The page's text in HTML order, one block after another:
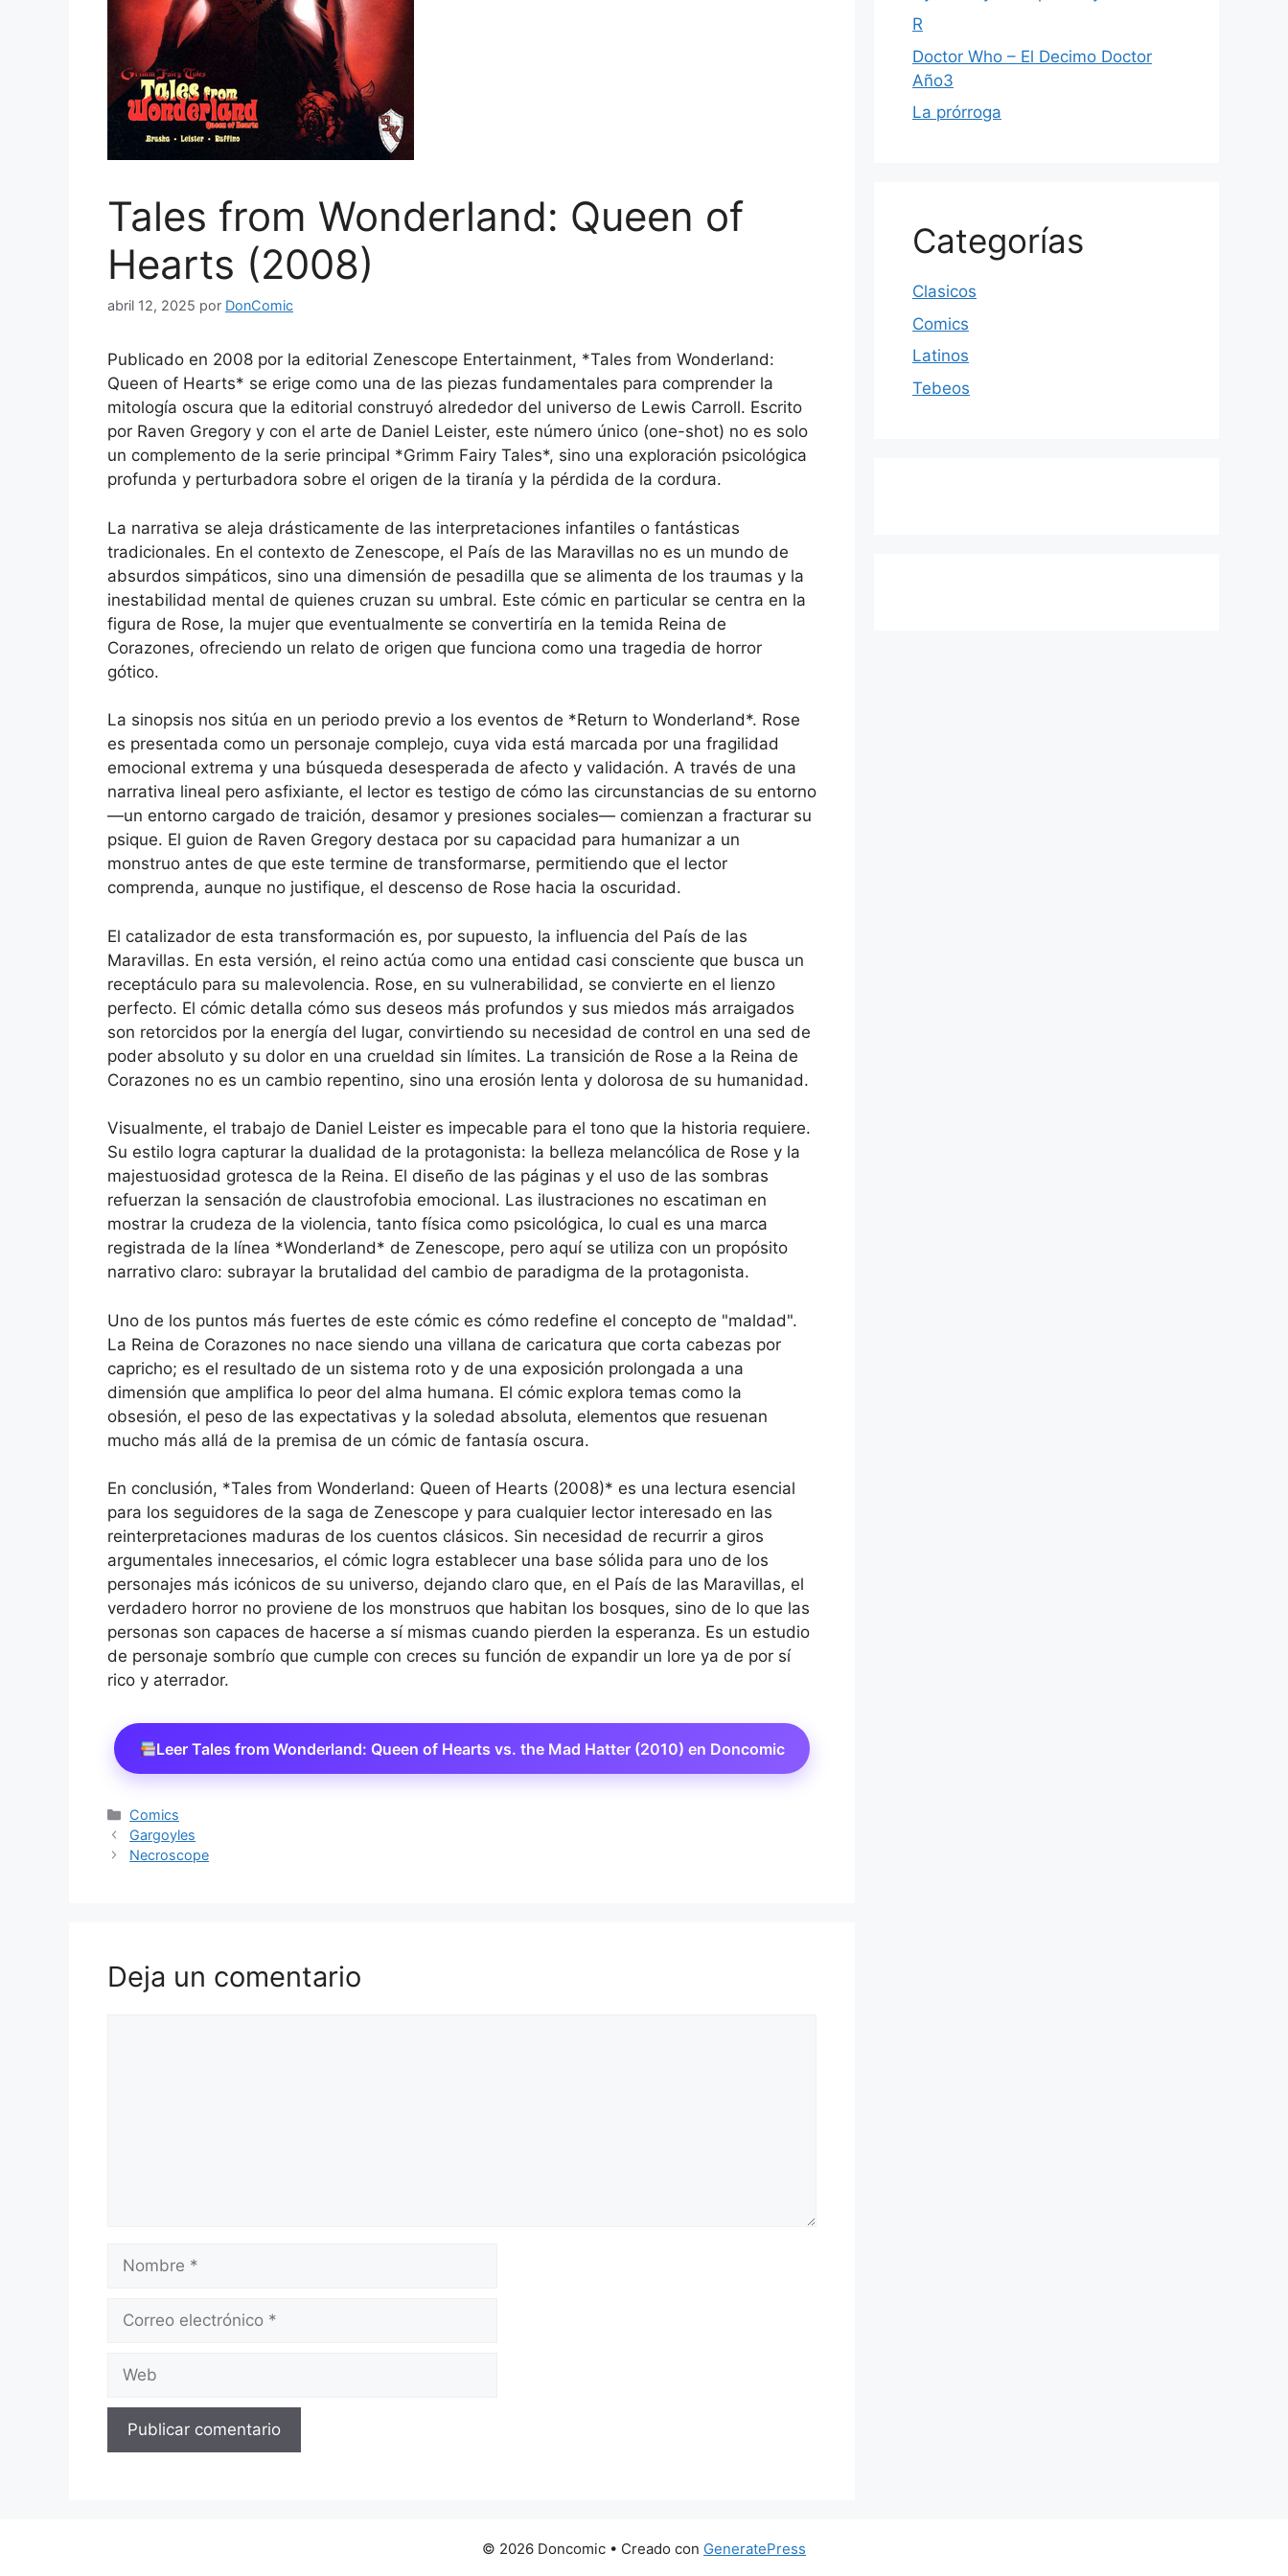
Tales from Wonderland: Queen of
Hearts (2008)
abril 12, 2025 por DonComic
Publicado en 2008 por la editorial Zenescope Entertainment, *Tales from Wonderland:
Queen of Hearts* se erige como una de las piezas fundamentales para comprender la
mitología oscura que la editorial construyó alrededor del universo de Lewis Carroll. Escrito
por Raven Gregory y con el arte de Daniel Leister, este número único (one-shot) no es solo
un complemento de la serie principal *Grimm Fairy Tales*, sino una exploración psicológica
profunda y perturbadora sobre el origen de la tiranía y la pérdida de la cordura.
La narrativa se aleja drásticamente de las interpretaciones infantiles o fantásticas
tradicionales. En el contexto de Zenescope, el País de las Maravillas no es un mundo de
absurdos simpáticos, sino una dimensión de pesadilla que se alimenta de los traumas y la
inestabilidad mental de quienes cruzan su umbral. Este cómic en particular se centra en la
figura de Rose, la mujer que eventualmente se convertiría en la temida Reina de
Corazones, ofreciendo un relato de origen que funciona como una tragedia de horror
gótico.
La sinopsis nos sitúa en un periodo previo a los eventos de *Return to Wonderland*. Rose
es presentada como un personaje complejo, cuya vida está marcada por una fragilidad
emocional extrema y una búsqueda desesperada de afecto y validación. A través de una
narrativa lineal pero asfixiante, el lector es testigo de cómo las circunstancias de su entorno
—un entorno cargado de traición, desamor y presiones sociales— comienzan a fracturar su
psique. El guion de Raven Gregory destaca por su capacidad para humanizar a un
monstruo antes de que este termine de transformarse, permitiendo que el lector
comprenda, aunque no justifique, el descenso de Rose hacia la oscuridad.
El catalizador de esta transformación es, por supuesto, la influencia del País de las
Maravillas. En esta versión, el reino actúa como una entidad casi consciente que busca un
receptáculo para su malevolencia. Rose, en su vulnerabilidad, se convierte en el lienzo
perfecto. El cómic detalla cómo sus deseos más profundos y sus miedos más arraigados
son retorcidos por la energía del lugar, convirtiendo su necesidad de control en una sed de
poder absoluto y su dolor en una crueldad sin límites. La transición de Rose a la Reina de
Corazones no es un cambio repentino, sino una erosión lenta y dolorosa de su humanidad.
Visualmente, el trabajo de Daniel Leister es impecable para el tono que la historia requiere.
Su estilo logra capturar la dualidad de la protagonista: la belleza melancólica de Rose y la
majestuosidad grotesca de la Reina. El diseño de las páginas y el uso de las sombras
refuerzan la sensación de claustrofobia emocional. Las ilustraciones no escatiman en
mostrar la crudeza de la violencia, tanto física como psicológica, lo cual es una marca
registrada de la línea *Wonderland* de Zenescope, pero aquí se utiliza con un propósito
narrativo claro: subrayar la brutalidad del cambio de paradigma de la protagonista.
Uno de los puntos más fuertes de este cómic es cómo redefine el concepto de "maldad".
La Reina de Corazones no nace siendo una villana de caricatura que corta cabezas por
capricho; es el resultado de un sistema roto y de una exposición prolongada a una
dimensión que amplifica lo peor del alma humana. El cómic explora temas como la
obsesión, el peso de las expectativas y la soledad absoluta, elementos que resuenan
mucho más allá de la premisa de un cómic de fantasía oscura.
En conclusión, *Tales from Wonderland: Queen of Hearts (2008)* es una lectura esencial
para los seguidores de la saga de Zenescope y para cualquier lector interesado en las
reinterpretaciones maduras de los cuentos clásicos. Sin necesidad de recurrir a giros
argumentales innecesarios, el cómic logra establecer una base sólida para uno de los
personajes más icónicos de su universo, dejando claro que, en el País de las Maravillas, el
verdadero horror no proviene de los monstruos que habitan los bosques, sino de lo que las
personas son capaces de hacerse a sí mismas cuando pierden la esperanza. Es un estudio
de personaje sombrío que cumple con creces su función de expandir un lore ya de por sí
rico y aterrador.
Leer Tales from Wonderland: Queen of Hearts vs. the Mad Hatter (2010) en Doncomic
Categorías
Comics
Gargoyles
Necroscope
Deja un comentario
Nombre
Correo
Web
R
Doctor Who – El Decimo Doctor
Año3
La prórroga
Categorías
Clasicos
Comics
Latinos
Tebeos
© 2026 Doncomic • Creado con GeneratePress